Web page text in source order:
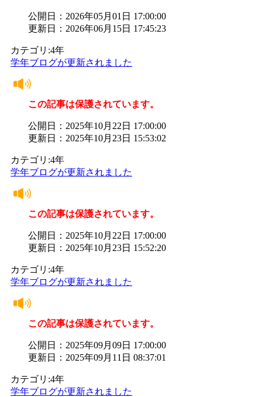
公開日：2026年05月01日 17:00:00
更新日：2026年06月15日 17:45:23
カテゴリ:4年
学年ブログが更新されました
この記事は保護されています。
公開日：2025年10月22日 17:00:00
更新日：2025年10月23日 15:53:02
カテゴリ:4年
学年ブログが更新されました
この記事は保護されています。
公開日：2025年10月22日 17:00:00
更新日：2025年10月23日 15:52:20
カテゴリ:4年
学年ブログが更新されました
この記事は保護されています。
公開日：2025年09月09日 17:00:00
更新日：2025年09月11日 08:37:01
カテゴリ:4年
学年ブログが更新されました